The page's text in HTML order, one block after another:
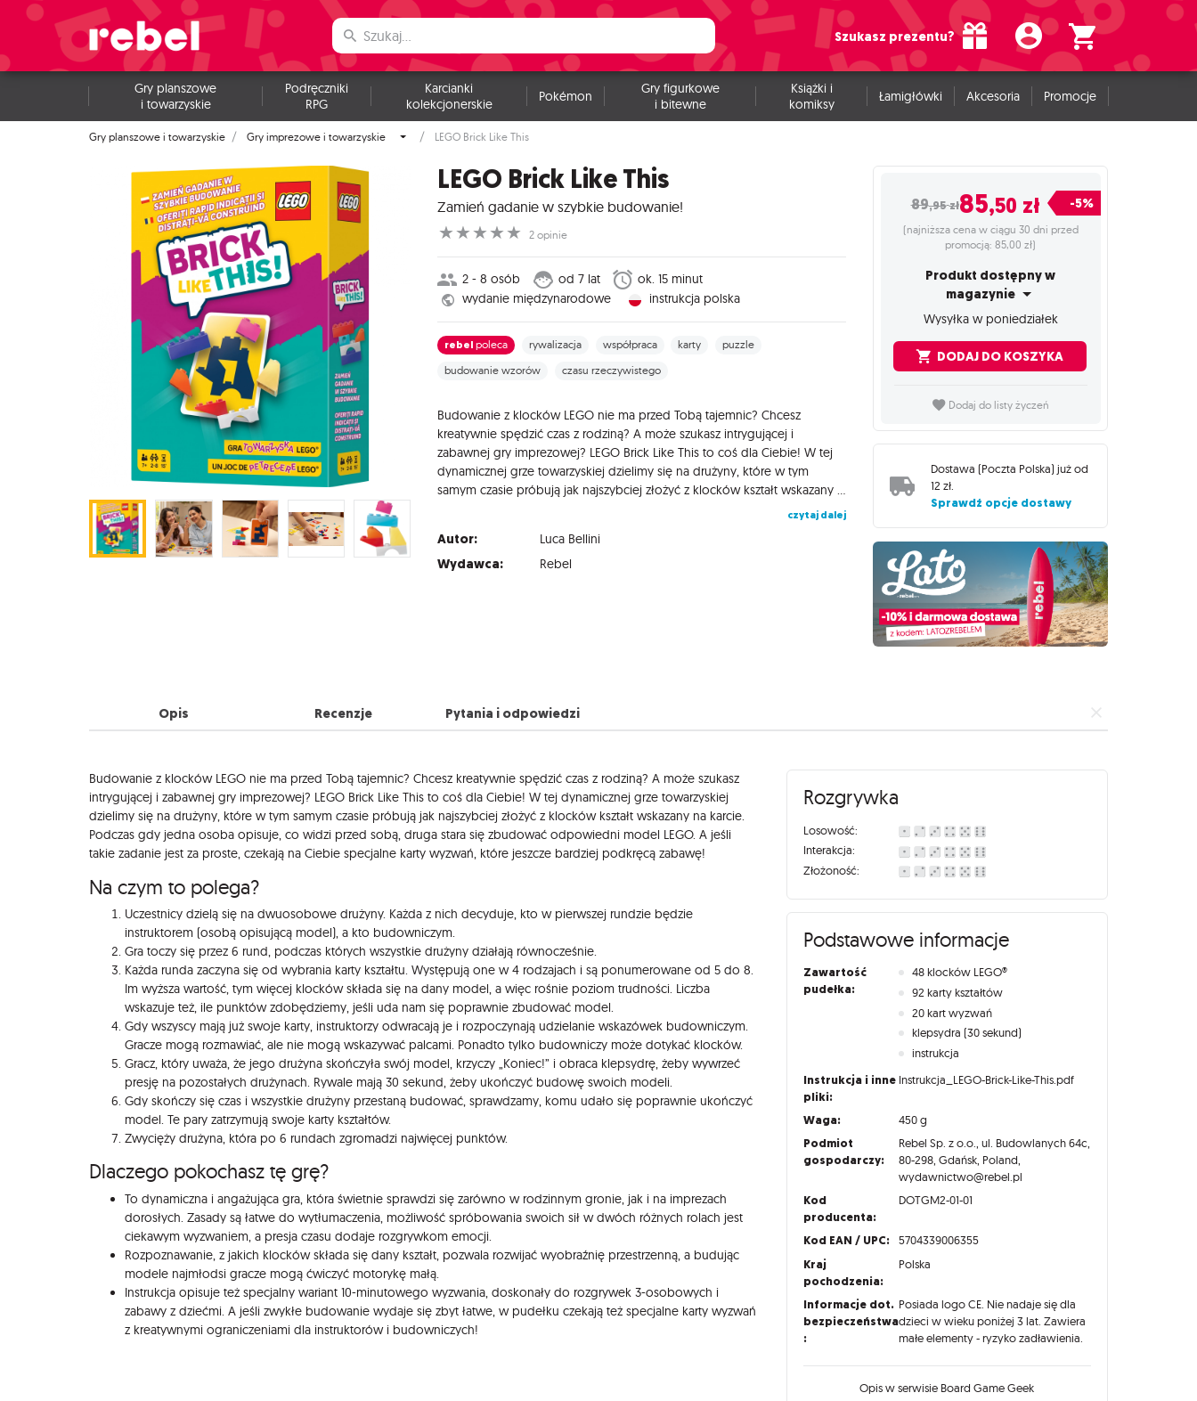
Szukasz prezentu?
Gry planszowe
i towarzyskie
Podręczniki
RPG
Karcianki
kolekcjonerskie
Pokémon
Gry figurkowe
i bitewne
Książki i
komiksy
Łamigłówki Akcesoria Promocje
Gry planszowe i towarzyskie Gry imprezowe i towarzyskie LEGO Brick Like This
LEGO Brick Like This
Zamień gadanie w szybkie budowanie!
☆
☆
☆
☆
☆ 2 opinie
2 - 8 osób od 7 lat
ok. 15 minut
wydanie międzynarodowe
instrukcja polska
rebel poleca rywalizacja współpraca karty puzzle
budowanie wzorów czasu rzeczywistego
Budowanie z klocków LEGO nie ma przed Tobą tajemnic? Chcesz
kreatywnie spędzić czas z rodziną? A może szukasz intrygującej i
zabawnej gry imprezowej? LEGO Brick Like This to coś dla Ciebie! W tej
dynamicznej grze towarzyskiej dzielimy się na drużyny, które w tym
samym czasie próbują jak najszybciej złożyć z klocków kształt wskazany na karcie. Podczas gdy jedna osoba opisuje, co widzi przed sobą, druga stara się zbudować odpowiedni model LEGO. A jeśli takie zadanie jest za proste, czekają na Ciebie specjalne karty wyzwań, które jeszcze bardziej podkręcą zabawę! Na czym to polega? Uczestnicy dzielą się na dwuosobowe drużyny. Każda z nich decyduje, kto w pierwszej rundzie będzie instruktorem (osobą opisującą model), a kto budowniczym. Gra toczy się przez 6 rund, podczas których wszystkie drużyny działają równocześnie. Każda runda zaczyna się od wybrania karty kształtu. Występują one w 4 rodzajach i są ponumerowane od 5 do 8. Im wyższa wartość, tym więcej klocków składa się na dany model, a więc rośnie poziom trudności. Liczba wskazuje też, ile punktów zdobędziemy, jeśli uda nam się poprawnie zbudować model. Gdy wszyscy mają już swoje karty, instruktorzy odwracają je i rozpoczynają udzielanie wskazówek budowniczym. Gracze mogą rozmawiać, ale nie mogą wskazywać palcami. Ponadto tylko budowniczy może dotykać klocków. Gracz, który uważa, że jego drużyna skończyła swój model, krzyczy „Koniec!” i obraca klepsydrę, żeby wywrzeć presję na pozostałych drużynach. Rywale mają 30 sekund, żeby ukończyć budowę swoich modeli. Gdy skończy się czas i wszystkie drużyny przestaną budować, sprawdzamy, komu udało się poprawnie ukończyć model. Te pary zatrzymują swoje karty kształtów. Zwycięży drużyna, która po 6 rundach zgromadzi najwięcej punktów. Dlaczego pokochasz tę grę? To dynamiczna i angażująca gra, która świetnie sprawdzi się zarówno w rodzinnym gronie, jak i na imprezach dorosłych. Zasady są łatwe do wytłumaczenia, możliwość spróbowania swoich sił w dwóch różnych rolach jest ciekawym wyzwaniem, a presja czasu dodaje rozgrywkom emocji. Rozpoznawanie, z jakich klocków składa się dany kształt, pozwala rozwijać wyobraźnię przestrzenną, a budując modele najmłodsi gracze mogą ćwiczyć motorykę małą. Instrukcja opisuje też specjalny wariant 10-minutowego wyzwania, doskonały do rozgrywek 3-osobowych i zabawy z dziećmi. A jeśli zwykłe budowanie wydaje się zbyt łatwe, w pudełku czekają też specjalne karty wyzwań z kreatywnymi ograniczeniami dla instruktorów i budowniczych!
czytaj dalej
Autor: Luca Bellini
Wydawca: Rebel
89,95zł85,50 zł -5%
(najniższa cena w ciągu 30 dni przed
promocją: 85,00 zł)
Produkt dostępny w
magazynie
Wysyłka w poniedziałek
DODAJ DO KOSZYKA
Dodaj do listy życzeń
Dostawa (Poczta Polska) już od
12 zł.
Sprawdź opcje dostawy
Opis Recenzje Pytania i odpowiedzi
Opis
Budowanie z klocków LEGO nie ma przed Tobą tajemnic? Chcesz kreatywnie spędzić czas z rodziną? A może szukasz
intrygującej i zabawnej gry imprezowej? LEGO Brick Like This to coś dla Ciebie! W tej dynamicznej grze towarzyskiej
dzielimy się na drużyny, które w tym samym czasie próbują jak najszybciej złożyć z klocków kształt wskazany na karcie.
Podczas gdy jedna osoba opisuje, co widzi przed sobą, druga stara się zbudować odpowiedni model LEGO. A jeśli
takie zadanie jest za proste, czekają na Ciebie specjalne karty wyzwań, które jeszcze bardziej podkręcą zabawę!
Na czym to polega?
Uczestnicy dzielą się na dwuosobowe drużyny. Każda z nich decyduje, kto w pierwszej rundzie będzie
instruktorem (osobą opisującą model), a kto budowniczym.
Gra toczy się przez 6 rund, podczas których wszystkie drużyny działają równocześnie.
Każda runda zaczyna się od wybrania karty kształtu. Występują one w 4 rodzajach i są ponumerowane od 5 do 8.
Im wyższa wartość, tym więcej klocków składa się na dany model, a więc rośnie poziom trudności. Liczba
wskazuje też, ile punktów zdobędziemy, jeśli uda nam się poprawnie zbudować model.
Gdy wszyscy mają już swoje karty, instruktorzy odwracają je i rozpoczynają udzielanie wskazówek budowniczym.
Gracze mogą rozmawiać, ale nie mogą wskazywać palcami. Ponadto tylko budowniczy może dotykać klocków.
Gracz, który uważa, że jego drużyna skończyła swój model, krzyczy „Koniec!” i obraca klepsydrę, żeby wywrzeć
presję na pozostałych drużynach. Rywale mają 30 sekund, żeby ukończyć budowę swoich modeli.
Gdy skończy się czas i wszystkie drużyny przestaną budować, sprawdzamy, komu udało się poprawnie ukończyć
model. Te pary zatrzymują swoje karty kształtów.
Zwycięży drużyna, która po 6 rundach zgromadzi najwięcej punktów.
Dlaczego pokochasz tę grę?
To dynamiczna i angażująca gra, która świetnie sprawdzi się zarówno w rodzinnym gronie, jak i na imprezach
dorosłych. Zasady są łatwe do wytłumaczenia, możliwość spróbowania swoich sił w dwóch różnych rolach jest
ciekawym wyzwaniem, a presja czasu dodaje rozgrywkom emocji.
Rozpoznawanie, z jakich klocków składa się dany kształt, pozwala rozwijać wyobraźnię przestrzenną, a budując
modele najmłodsi gracze mogą ćwiczyć motorykę małą.
Instrukcja opisuje też specjalny wariant 10-minutowego wyzwania, doskonały do rozgrywek 3-osobowych i
zabawy z dziećmi. A jeśli zwykłe budowanie wydaje się zbyt łatwe, w pudełku czekają też specjalne karty wyzwań
z kreatywnymi ograniczeniami dla instruktorów i budowniczych!
Rozgrywka
Losowość:
Interakcja:
Złożoność:
Podstawowe informacje
Zawartość
pudełka:
48 klocków LEGO®️
92 karty kształtów
20 kart wyzwań
klepsydra (30 sekund)
instrukcja
Instrukcja i inne
pliki:
Instrukcja_LEGO-Brick-Like-This.pdf
Waga: 450 g
Podmiot
gospodarczy:
Rebel Sp. z o.o., ul. Budowlanych 64c,
80-298, Gdańsk, Poland,
wydawnictwo@rebel.pl
Kod
producenta:
DOTGM2-01-01
Kod EAN / UPC: 5704339006355
Kraj
pochodzenia:
Polska
Informacje dot.
bezpieczeństwa
:
Posiada logo CE. Nie nadaje się dla
dzieci w wieku poniżej 3 lat. Zawiera
małe elementy - ryzyko zadławienia.
Opis w serwisie Board Game Geek